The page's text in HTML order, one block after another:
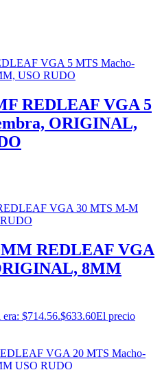
REDLEAF VGA 5
ORIGINAL,
REDLEAF VGA
8MM
$714.56.$633.60El precio